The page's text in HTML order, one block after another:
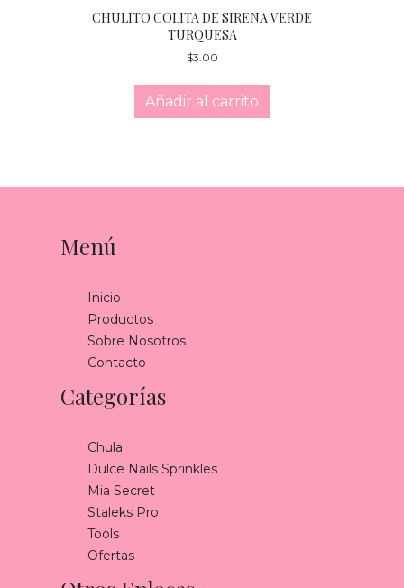
CHULITO COLITA DE SIRENA VERDE
TURQUESA
$3.00
Añadir al carrito
Menú
Inicio
Productos
Sobre Nosotros
Contacto
Categorías
Chula
Dulce Nails Sprinkles
Mia Secret
Staleks Pro
Tools
Ofertas